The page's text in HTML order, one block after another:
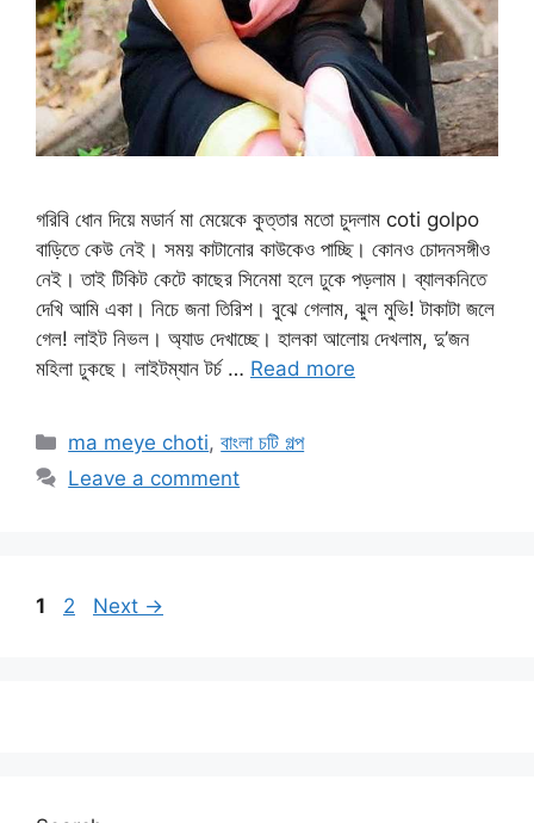
গরিবি ধোন দিয়ে মডার্ন মা মেয়েকে কুত্তার মতো চুদলাম coti golpo
বাড়িতে কেউ নেই। সময় কাটানোর কাউকেও পাচ্ছি। কোনও চোদনসঙ্গীও
নেই। তাই টিকিট কেটে কাছের সিনেমা হলে ঢুকে পড়লাম। ব্যালকনিতে
দেখি আমি একা। নিচে জনা তিরিশ। বুঝে গেলাম, ঝুল মুভি! টাকাটা জলে
গেল! লাইট নিভল। অ্যাড দেখাচ্ছে। হালকা আলোয় দেখলাম, দু’জন
মহিলা ঢুকছে। লাইটম্যান টর্চ … Read more
Categories
ma meye choti,বাংলা চটি গল্প
Leave a comment
Page
1 Page
2 Next →